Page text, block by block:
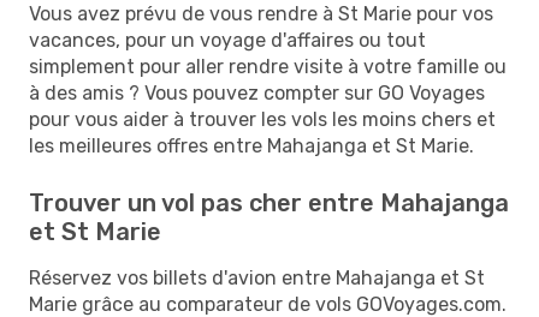
Vous avez prévu de vous rendre à St Marie pour vos
vacances, pour un voyage d'affaires ou tout
simplement pour aller rendre visite à votre famille ou
à des amis ? Vous pouvez compter sur GO Voyages
pour vous aider à trouver les vols les moins chers et
les meilleures offres entre Mahajanga et St Marie.
Trouver un vol pas cher entre Mahajanga
et St Marie
Réservez vos billets d'avion entre Mahajanga et St
Marie grâce au comparateur de vols GOVoyages.com.